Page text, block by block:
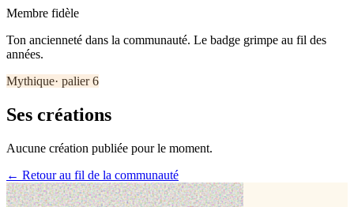
Membre fidèle
Ton ancienneté dans la communauté. Le badge grimpe au fil des
années.
Mythique· palier6
Ses créations
Aucune création publiée pour le moment.
← Retour au fil de la communauté